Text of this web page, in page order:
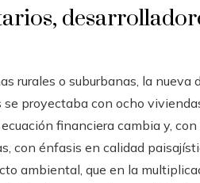
rurales o suburbanas, la nueva
proyectaba con ocho
financiera cambia y,
con énfasis en calidad
ambiental, que en la